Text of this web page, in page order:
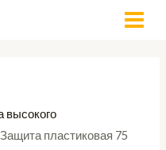
высокого
пластиковая 75